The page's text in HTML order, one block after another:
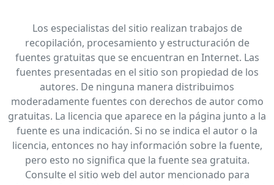
Los especialistas del sitio realizan trabajos de
recopilación, procesamiento y estructuración de
fuentes gratuitas que se encuentran en Internet. Las
fuentes presentadas en el sitio son propiedad de los
autores. De ninguna manera distribuimos
moderadamente fuentes con derechos de autor como
gratuitas. La licencia que aparece en la página junto a la
fuente es una indicación. Si no se indica el autor o la
licencia, entonces no hay información sobre la fuente,
pero esto no significa que la fuente sea gratuita.
Consulte el sitio web del autor mencionado para